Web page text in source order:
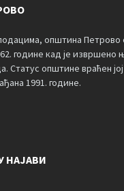
општина Петрово
године кад је извршено
Статус општине враћен јој
1991. године.
НАЈАВИ